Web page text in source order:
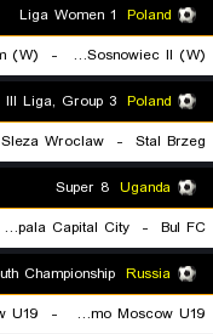
Poland
Czarni Sosnowiec II (W)
-
۱۹:۳۰Poland
Stal Brzeg
-
Sleza Wroclaw
Uganda
Bul FC
-
Kampala Capital City
Russia
Dinamo Moscow U19
-